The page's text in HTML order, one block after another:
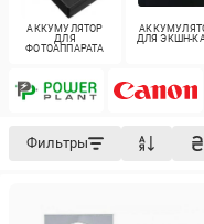
АККУМУЛЯТОР
ДЛЯ
ФОТОАППАРАТА
ДЛЯ ЭКШН-
Фильтры